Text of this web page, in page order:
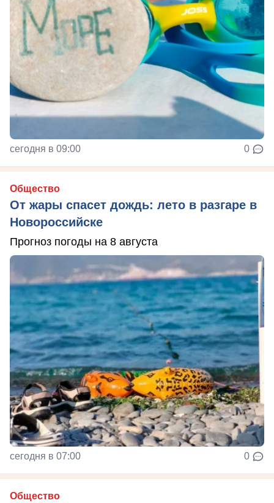
сегодня в 09:00 0
Общество
От жары спасет дождь: лето в разгаре в
Новороссийске
Прогноз погоды на 8 августа
сегодня в 07:00 0
Общество